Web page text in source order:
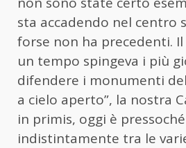
sta accadendo nel centro
forse non ha precedenti. Il
un tempo spingeva i più
difendere i monumenti
a cielo aperto”, la nostra
in primis, oggi è
indistintamente tra le